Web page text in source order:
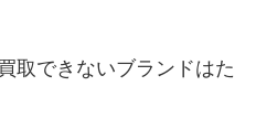
取できないブランドはた